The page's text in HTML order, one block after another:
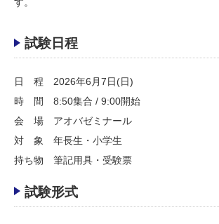
試験日程
日 程 2026年6月7日(日)
時 間 8:50集合 / 9:00開始
会 場 アオバゼミナール
対 象 年長生・小学生
持ち物 筆記用具・受験票
試験形式